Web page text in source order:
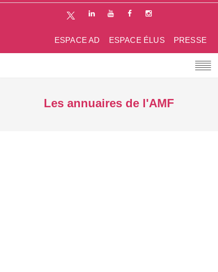
PRESSE
ESPACE ÉLUS
ESPACE AD
Les annuaires de l'AMF